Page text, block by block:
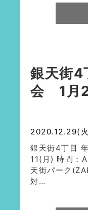
銀天街
会 1月2
2020.12.29(
銀天街4丁目
11(月) 時間：
天街パーク
対…